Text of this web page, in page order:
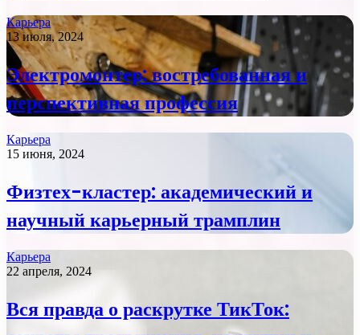
Карьера
13 июля, 2024
Электромонтер: востребованная и
перспективная профессия
Карьера
15 июня, 2024
Физтех-кластер: академический и
научный карьерный трамплин
Карьера
22 апреля, 2024
Вся правда о раскрутке ТикТок: